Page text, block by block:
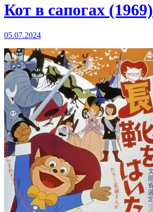
Кот в сапогах (1969)
05.07.2024